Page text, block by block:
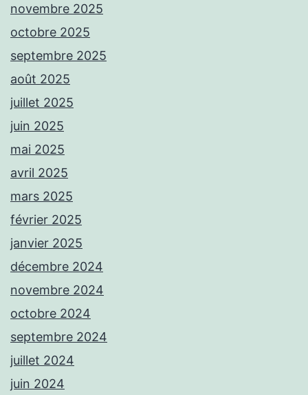
novembre 2025
octobre 2025
septembre 2025
août 2025
juillet 2025
juin 2025
mai 2025
avril 2025
mars 2025
février 2025
janvier 2025
décembre 2024
novembre 2024
octobre 2024
septembre 2024
juillet 2024
juin 2024